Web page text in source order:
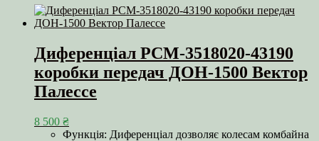
Диференціал РСМ-3518020-43190
коробки передач ДОН-1500 Вектор
Палессе
8 500 ₴
Функція: Диференціал дозволяє колесам комбайна